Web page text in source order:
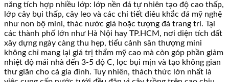
năng tích hợp nhiều lớp: lớp nền đá tự nhiên tạo độ cao thấp,
lớp cây bụi thấp, cây leo và các chi tiết điêu khắc đá mỹ nghệ
như non bộ mini, thác nước giả hoặc tượng đá trang trí. Tại
các thành phố lớn như Hà Nội hay TP.HCM, nơi diện tích đất
xây dựng ngày càng thu hẹp, tiểu cảnh sân thượng mini
không chỉ mang lại giá trị thẩm mỹ cao mà còn góp phần giảm
nhiệt độ mái nhà đến 3-5 độ C, lọc bụi mịn và tạo không gian
thư giãn cho cả gia đình. Tuy nhiên, thách thức lớn nhất là